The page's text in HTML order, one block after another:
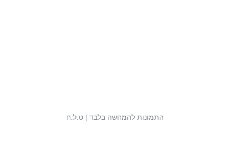
התמונות להמחשה בלבד | ט.ל.ח